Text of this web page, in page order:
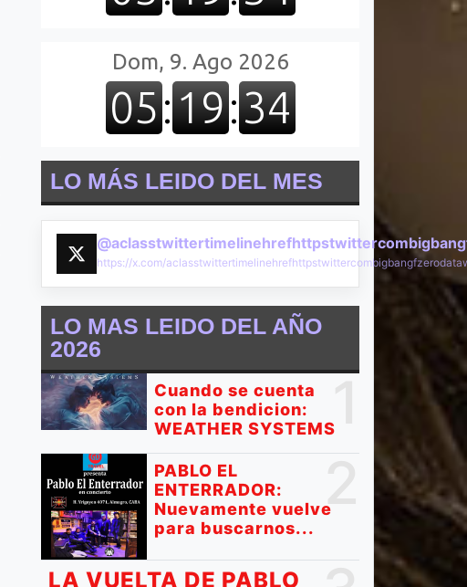
LO MÁS LEIDO DEL MES
https://x.com/
LO MAS LEIDO DEL AÑO
2026
Cuando se cuenta
con la bendicion:
WEATHER SYSTEMS
PABLO EL
ENTERRADOR:
Nuevamente vuelve
para buscarnos...
LA VUELTA DE PABLO